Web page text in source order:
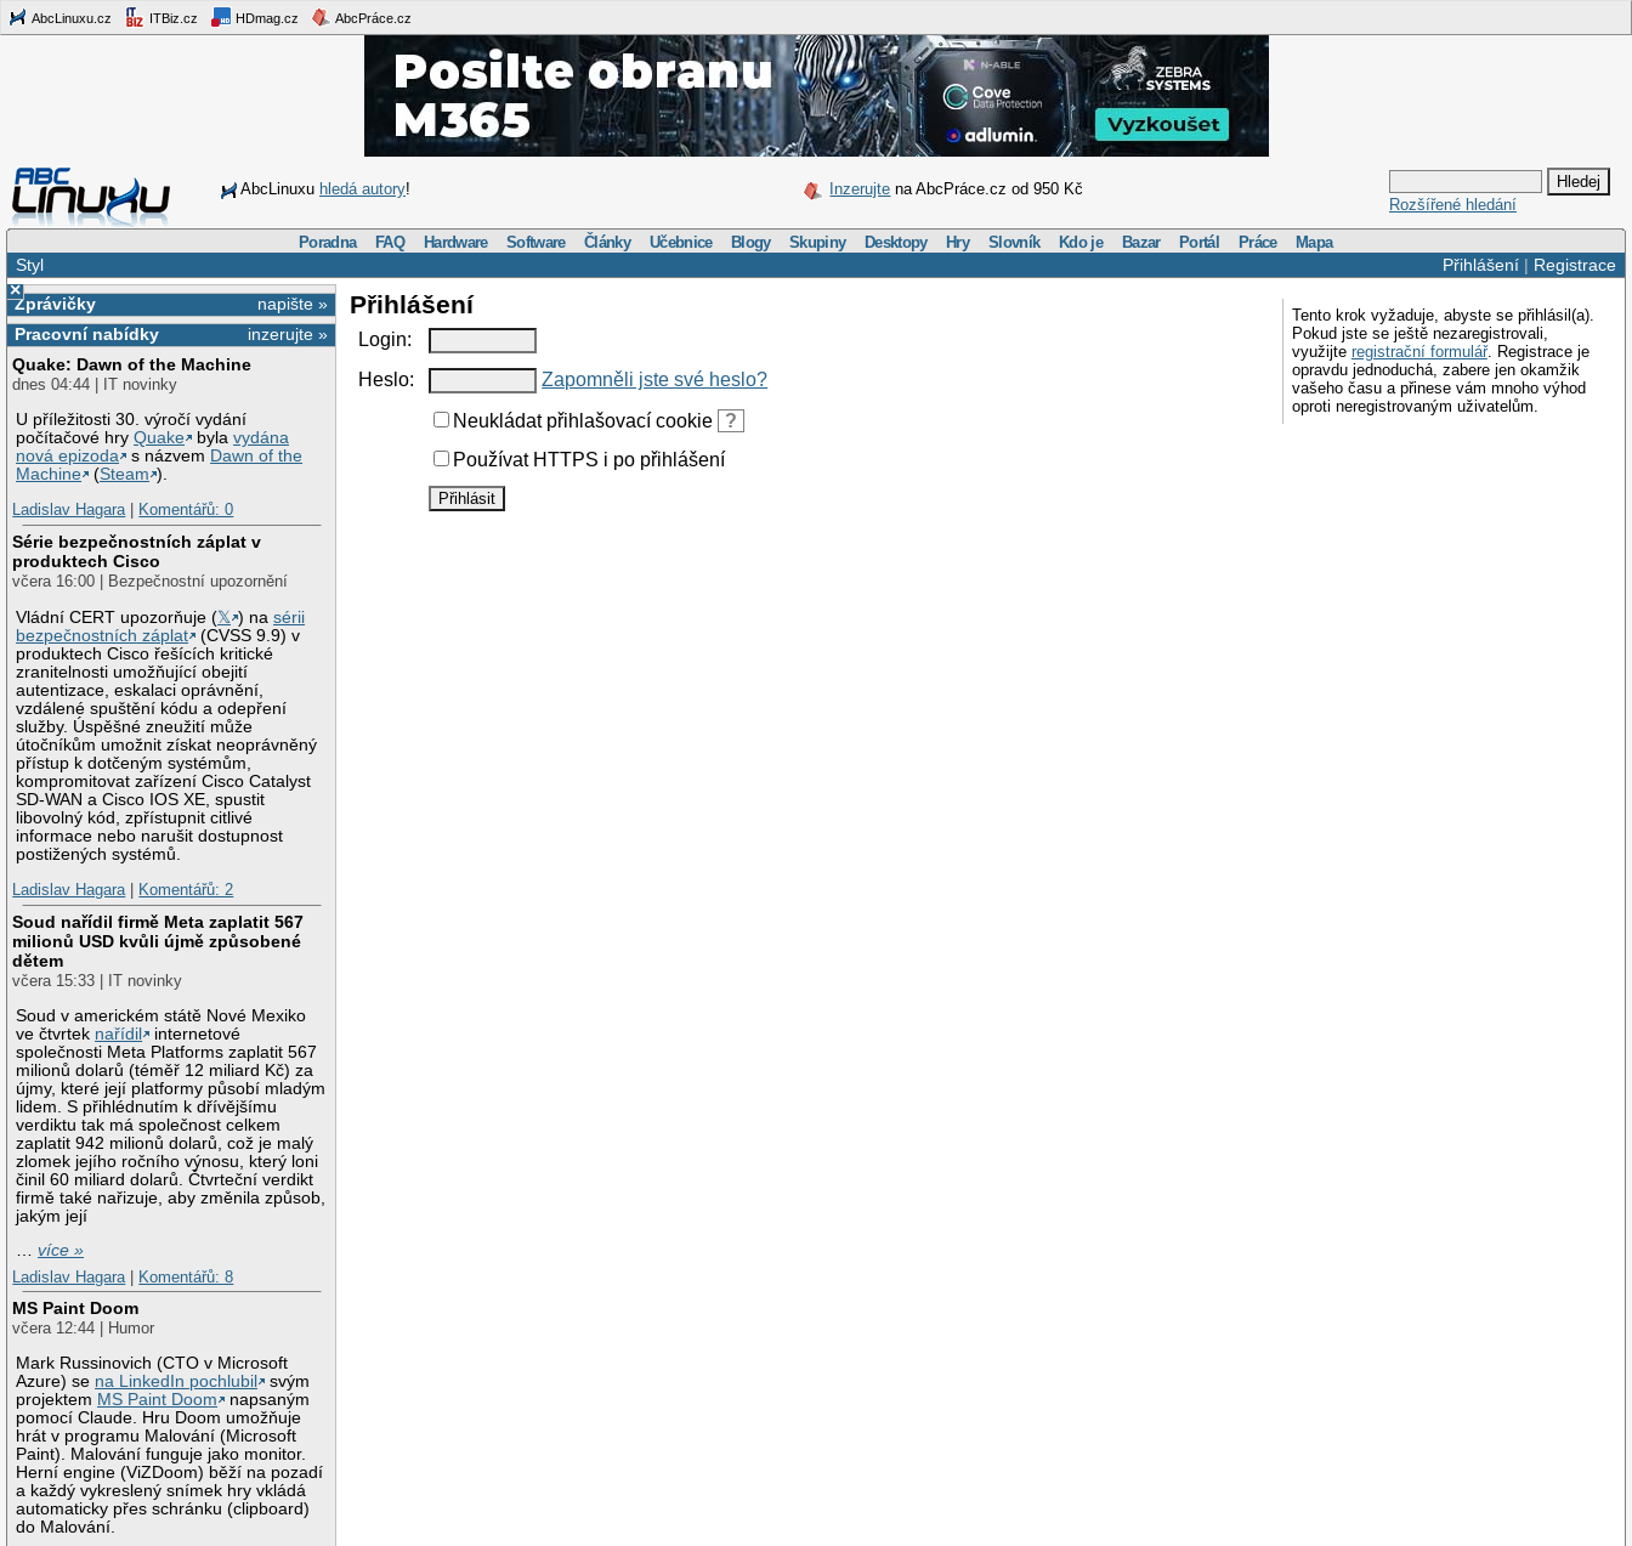
AbcLinuxu.cz ITBiz.cz HDmag.cz AbcPráce.cz
AbcLinuxu hledá autory! Inzerujte na AbcPráce.cz od 950 Kč
Rozšířené hledání
Poradna FAQ Hardware Software Články Učebnice Blogy Skupiny Desktopy Hry Slovník Kdo je Bazar Portál Práce Mapa
Přihlášení| Registrace
Styl
×
napište »
Zprávičky
inzerujte »
Pracovní nabídky
Quake: Dawn of the Machine
dnes 04:44 | IT novinky
U příležitosti 30. výročí vydání
počítačové hryQuake bylavydána
nová epizoda
s názvem Dawn of the
Machine
(Steam ).
Ladislav Hagara| Komentářů: 0
Série bezpečnostních záplat v
produktech Cisco
včera 16:00 | Bezpečnostní upozornění
Vládní CERT upozorňuje (𝕏 ) nasérii
bezpečnostních záplat
(CVSS 9.9) v
produktech Cisco řešících kritické
zranitelnosti umožňující obejití
autentizace, eskalaci oprávnění,
vzdálené spuštění kódu a odepření
služby. Úspěšné zneužití může
útočníkům umožnit získat neoprávněný
přístup k dotčeným systémům,
kompromitovat zařízení Cisco Catalyst
SD-WAN a Cisco IOS XE, spustit
libovolný kód, zpřístupnit citlivé
informace nebo narušit dostupnost
postižených systémů.
Ladislav Hagara| Komentářů: 2
Soud nařídil firmě Meta zaplatit 567
milionů USD kvůli újmě způsobené
dětem
včera 15:33 | IT novinky
Soud v americkém státě Nové Mexiko
ve čtvrtek nařídil
internetové
společnosti Meta Platforms zaplatit 567
milionů dolarů (téměř 12 miliard Kč) za
újmy, které její platformy působí mladým
lidem. S přihlédnutím k dřívějšímu
verdiktu tak má společnost celkem
zaplatit 942 milionů dolarů, což je malý
zlomek jejího ročního výnosu, který loni
činil 60 miliard dolarů. Čtvrteční verdikt
firmě také nařizuje, aby změnila způsob,
jakým její
…více »
Ladislav Hagara
Komentářů: 8
MS Paint Doom
včera 12:44 | Humor
Mark Russinovich (CTO v Microsoft
Azure) se na LinkedIn pochlubil
svým
projektem MS Paint Doom
napsaným
pomocí Claude. Hru Doom umožňuje
hrát v programu Malování (Microsoft
Paint). Malování funguje jako monitor.
Herní engine (ViZDoom) běží na pozadí
a každý vykreslený snímek hry vkládá
automaticky přes schránku (clipboard)
do Malování.
Tento krok vyžaduje, abyste se přihlásil(a).
Pokud jste se ještě nezaregistrovali,
využijte registrační formulář. Registrace je
opravdu jednoduchá, zabere jen okamžik
vašeho času a přinese vám mnoho výhod
oproti neregistrovaným uživatelům.
Přihlášení
Login:
Heslo:
Zapomněli jste své heslo?
Neukládat přihlašovací cookie
?
Používat HTTPS i po přihlášení